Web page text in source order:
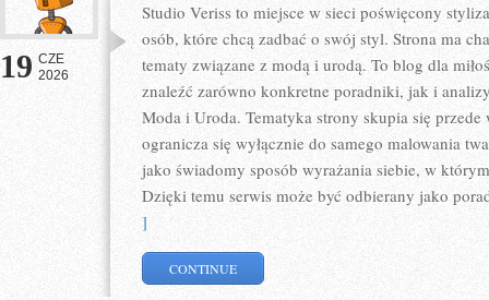
19 CZE
2026
Studio Veriss to miejsce w sieci poświęcony
osób, które chcą zadbać o swój styl. Strona ma
tematy związane z modą i urodą. To blog dla
znaleźć zarówno konkretne poradniki, jak i
Moda i Uroda. Tematyka strony skupia się
ogranicza się wyłącznie do samego malowania
jako świadomy sposób wyrażania siebie, w
Dzięki temu serwis może być odbierany jako
]
CONTINUE